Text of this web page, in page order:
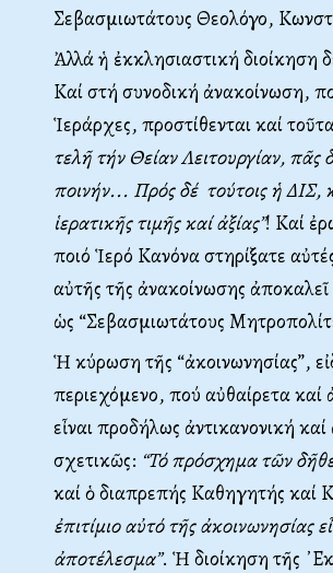
Σεβασμιωτάτους Θεολόγο,
Ἀλλά ἡ ἐκκλησιαστική διοίκηση
Καί στή συνοδική ἀνακοίνωση,
Ἱεράρχες, προστίθενται καί
τελῆ τήν Θείαν Λειτουργίαν, πᾶς
ποινήν... Πρός δέ τούτοις ἡ ΔΙΣ,
ἱερατικῆς τιμῆς καί ἀξίας”! Καί
ποιό Ἱερό Κανόνα στηρίξατε
αὐτῆς τῆς ἀνακοίνωσης
ὡς “Σεβασμιωτάτους
Ἡ κύρωση τῆς “ἀκοινωνησίας”,
περιεχόμενο, πού αὐθαίρετα
εἶναι προδήλως ἀντικανονική
σχετικῶς: “Τό πρόσχημα τῶν
καί ὁ διαπρεπής Καθηγητής καί
ἐπιτίμιο αὐτό τῆς ἀκοινωνησίας
ἀποτέλεσμα”. Ἡ διοίκηση τῆς